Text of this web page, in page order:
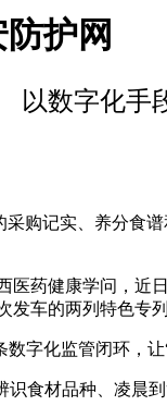
护网
以数字化手
记实、养分食谱
健康学问，近
车的两列特色专
监管闭环，让“
材品种、凌晨到